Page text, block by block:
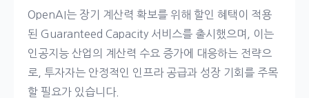
OpenAI는 장기 계산력 확보를 위해 할인 혜택이 적용
된 Guaranteed Capacity 서비스를 출시했으며, 이는
인공지능 산업의 계산력 수요 증가에 대응하는 전략으
로, 투자자는 안정적인 인프라 공급과 성장 기회를 주목
할 필요가 있습니다.